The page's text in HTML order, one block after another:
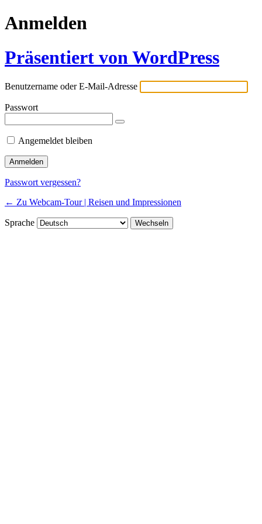
Anmelden
Präsentiert von WordPress
Benutzername oder E-Mail-Adresse
Passwort
Angemeldet bleiben
Passwort vergessen?
← Zu Webcam-Tour | Reisen und Impressionen
Sprache